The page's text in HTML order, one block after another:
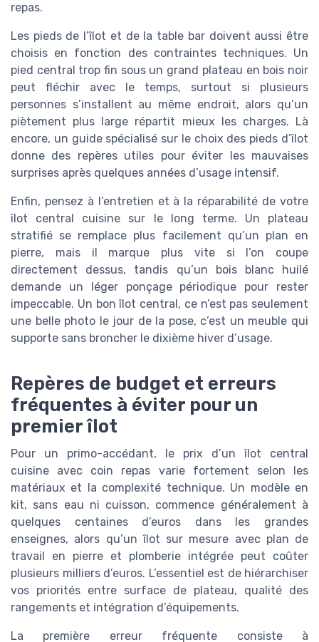
repas.
Les pieds de l’îlot et de la table bar doivent aussi être
choisis en fonction des contraintes techniques. Un
pied central trop fin sous un grand plateau en bois noir
peut fléchir avec le temps, surtout si plusieurs
personnes s’installent au même endroit, alors qu’un
piètement plus large répartit mieux les charges. Là
encore, un guide spécialisé sur le choix des pieds d’îlot
donne des repères utiles pour éviter les mauvaises
surprises après quelques années d’usage intensif.
Enfin, pensez à l’entretien et à la réparabilité de votre
îlot central cuisine sur le long terme. Un plateau
stratifié se remplace plus facilement qu’un plan en
pierre, mais il marque plus vite si l’on coupe
directement dessus, tandis qu’un bois blanc huilé
demande un léger ponçage périodique pour rester
impeccable. Un bon îlot central, ce n’est pas seulement
une belle photo le jour de la pose, c’est un meuble qui
supporte sans broncher le dixième hiver d’usage.
Repères de budget et erreurs
fréquentes à éviter pour un
premier îlot
Pour un primo-accédant, le prix d’un îlot central
cuisine avec coin repas varie fortement selon les
matériaux et la complexité technique. Un modèle en
kit, sans eau ni cuisson, commence généralement à
quelques centaines d’euros dans les grandes
enseignes, alors qu’un îlot sur mesure avec plan de
travail en pierre et plomberie intégrée peut coûter
plusieurs milliers d’euros. L’essentiel est de hiérarchiser
vos priorités entre surface de plateau, qualité des
rangements et intégration d’équipements.
La première erreur fréquente consiste à